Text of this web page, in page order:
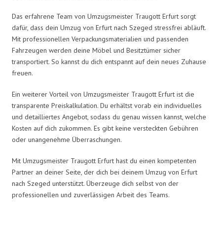
Das erfahrene Team von Umzugsmeister Traugott Erfurt sorgt
dafür, dass dein Umzug von Erfurt nach Szeged stressfrei abläuft.
Mit professionellen Verpackungsmaterialien und passenden
Fahrzeugen werden deine Möbel und Besitztümer sicher
transportiert. So kannst du dich entspannt auf dein neues Zuhause
freuen.
Ein weiterer Vorteil von Umzugsmeister Traugott Erfurt ist die
transparente Preiskalkulation. Du erhältst vorab ein individuelles
und detailliertes Angebot, sodass du genau wissen kannst, welche
Kosten auf dich zukommen. Es gibt keine versteckten Gebühren
oder unangenehme Überraschungen.
Mit Umzugsmeister Traugott Erfurt hast du einen kompetenten
Partner an deiner Seite, der dich bei deinem Umzug von Erfurt
nach Szeged unterstützt. Überzeuge dich selbst von der
professionellen und zuverlässigen Arbeit des Teams.